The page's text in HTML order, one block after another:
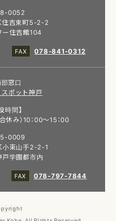
0052
住吉東町5-2-2
ー住吉館104
078-841-0312
窓口
ポット神戸
時間】
休み）10：00～15：00
0009
小束山手2-2-1
戸学園都市内
078-797-7844